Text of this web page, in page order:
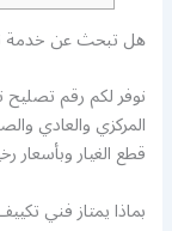
هل تبحث عن خدمة
نوفر لكم رقم تصليح
المركزي والعادي
قطع الغيار وبأسعار
بماذا يمتاز فني